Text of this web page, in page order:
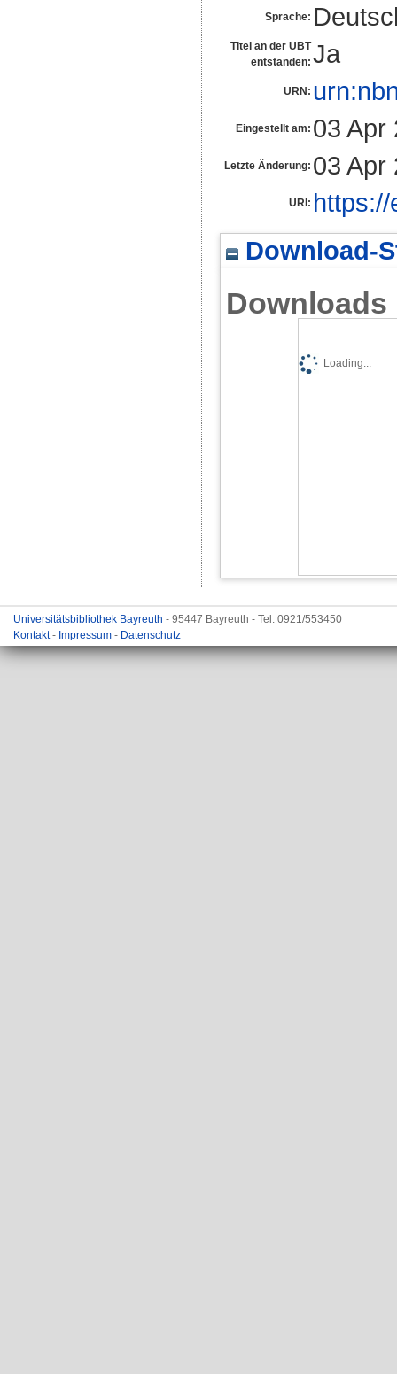
Sprache:
Titel an der UBT
entstanden: Ja
URN:
Eingestellt am: 03 Apr
Letzte Änderung: 03 Apr
URI:
Download-
Downloads
Loading...
Universitätsbibliothek Bayreuth - 95447 Bayreuth - Tel. 0921/553450
Kontakt- Impressum - Datenschutz